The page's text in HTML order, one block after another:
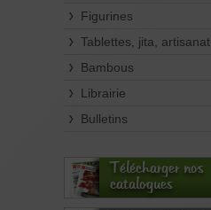
Figurines
Tablettes, jita, artisanat
Bambous
Librairie
Bulletins
Télécharger nos
catalogues